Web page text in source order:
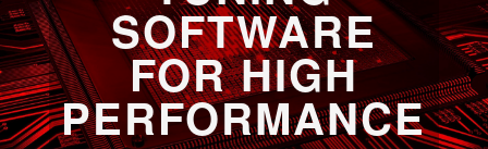
SOFTWARE
FOR HIGH
PERFORMANCE